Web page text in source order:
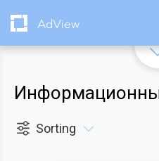
AdView
Sorting